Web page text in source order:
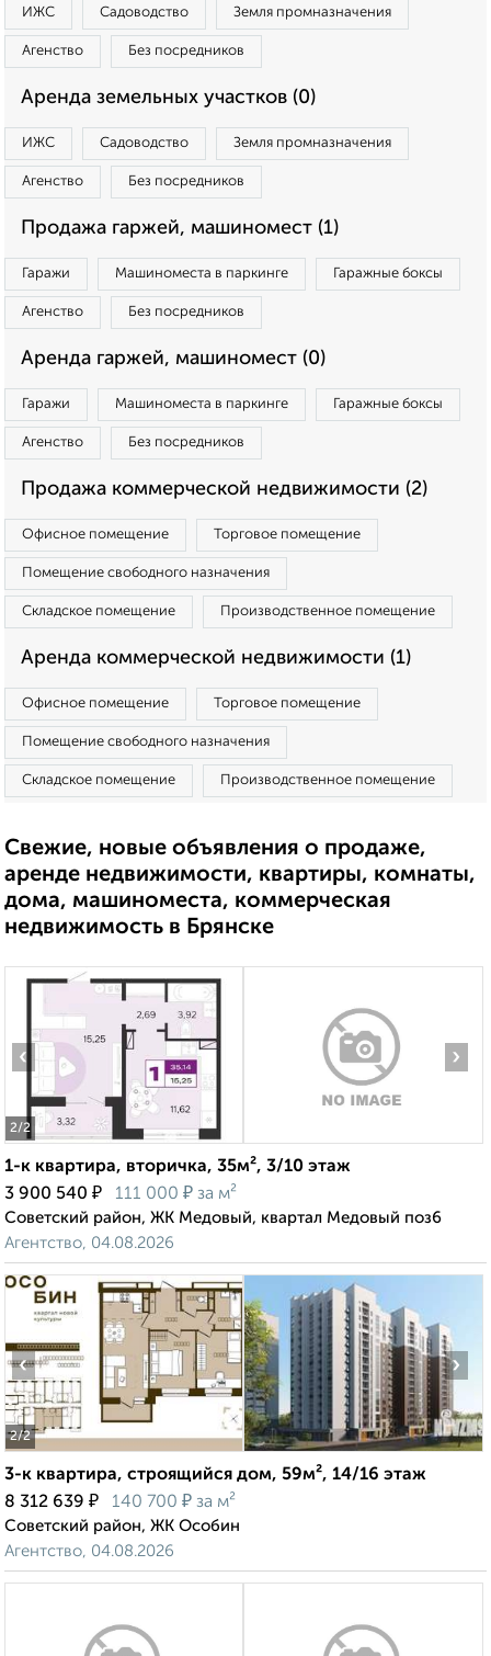
ИЖС Садоводство Земля промназначения
Агенство Без посредников
Аренда земельных участков (0)
ИЖС Садоводство Земля промназначения
Агенство Без посредников
Продажа гаржей, машиномест (1)
Гаражи Машиноместа в паркинге Гаражные боксы
Агенство Без посредников
Аренда гаржей, машиномест (0)
Гаражи Машиноместа в паркинге Гаражные боксы
Агенство Без посредников
Продажа коммерческой недвижимости (2)
Офисное помещение Торговое помещение
Помещение свободного назначения
Складское помещение Производственное помещение
Аренда коммерческой недвижимости (1)
Офисное помещение Торговое помещение
Помещение свободного назначения
Складское помещение Производственное помещение
Свежие, новые объявления о продаже,
аренде недвижимости, квартиры, комнаты,
дома, машиноместа, коммерческая
недвижимость в Брянске
2/2
‹ ›
1-к квартира, вторичка, 35м², 3/10 этаж
3 900 540 ₽ 111 000 ₽ за м²
Советский район, ЖК Медовый, квартал Медовый поз6
Агентство, 04.08.2026
2/2
‹ ›
3-к квартира, строящийся дом, 59м², 14/16 этаж
8 312 639 ₽ 140 700 ₽ за м²
Советский район, ЖК Особин
Агентство, 04.08.2026